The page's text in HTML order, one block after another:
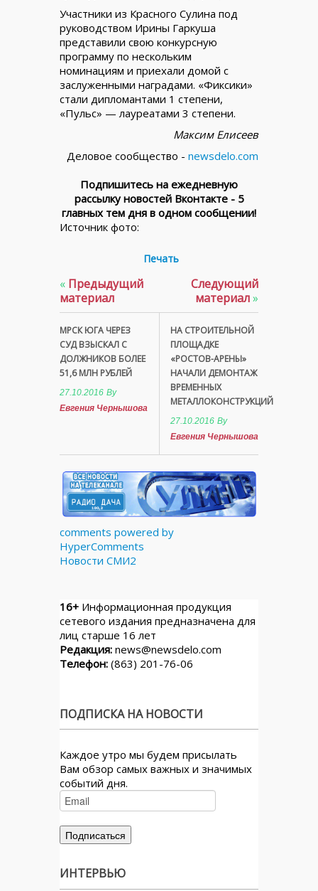
Участники из Красного Сулина под
руководством Ирины Гаркуша
представили свою конкурсную
программу по нескольким
номинациям и приехали домой с
заслуженными наградами. «Фиксики»
стали дипломантами 1 степени,
«Пульс» — лауреатами 3 степени.
Максим Елисеев
Деловое сообщество - newsdelo.com
Подпишитесь на ежедневную
рассылку новостей Вконтакте - 5
главных тем дня в одном сообщении!
Источник фото:
Печать
« Предыдущий
материал
МРСК ЮГА ЧЕРЕЗ
СУД ВЗЫСКАЛ С
ДОЛЖНИКОВ БОЛЕЕ
51,6 МЛН РУБЛЕЙ
27.10.2016 By
Евгения Чернышова
Следующий
материал»
НА СТРОИТЕЛЬНОЙ
ПЛОЩАДКЕ
«РОСТОВ-АРЕНЫ»
НАЧАЛИ ДЕМОНТАЖ
ВРЕМЕННЫХ
МЕТАЛЛОКОНСТРУКЦИЙ
27.10.2016 By
Евгения Чернышова
comments powered by
HyperComments
Новости СМИ2
16+ Информационная продукция
сетевого издания предназначена для
лиц старше 16 лет
Редакция: news@newsdelo.com
Телефон: (863) 201-76-06
ПОДПИСКА НА НОВОСТИ
Каждое утро мы будем присылать
Вам обзор самых важных и значимых
событий дня.
ИНТЕРВЬЮ